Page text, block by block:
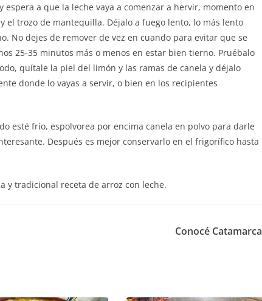
a que la leche vaya a comenzar a hervir, momento en
el trozo de mantequilla. Déjalo a fuego lento, lo más lento
No dejes de remover de vez en cuando para evitar que se
25-35 minutos más o menos en estar bien tierno. Pruébalo
quítale la piel del limón y las ramas de canela y déjalo
donde lo vayas a servir, o bien en los recipientes
esté frío, espolvorea por encima canela en polvo para darle
Después es mejor conservarlo en el frigorífico hasta
y tradicional receta de arroz con leche.
Conocé Catamarca